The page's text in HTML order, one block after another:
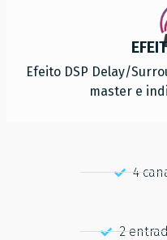
Efeito DSP Delay/
master e
4
2